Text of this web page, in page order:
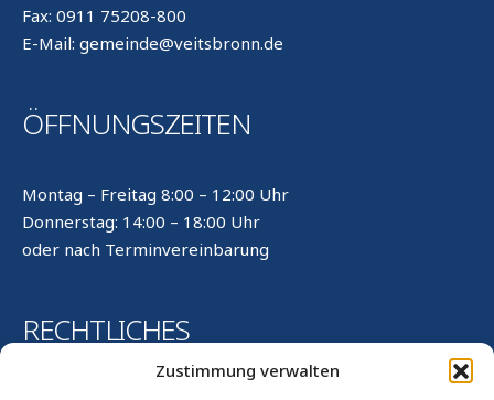
Zustimmung verwalten
Fax: 0911 75208-800
E-Mail: gemeinde@veitsbronn.de
ÖFFNUNGSZEITEN
Montag – Freitag 8:00 – 12:00 Uhr
Donnerstag: 14:00 – 18:00 Uhr
oder nach Terminvereinbarung
RECHTLICHES